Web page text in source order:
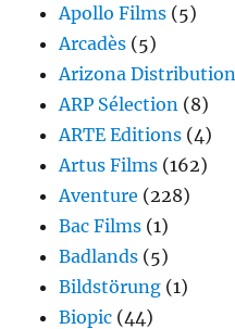
Apollo Films (5)
Arcadès (5)
Arizona Distribution
ARP Sélection (8)
ARTE Editions (4)
Artus Films (162)
Aventure (228)
Bac Films (1)
Badlands (5)
Bildstörung (1)
Biopic (44)